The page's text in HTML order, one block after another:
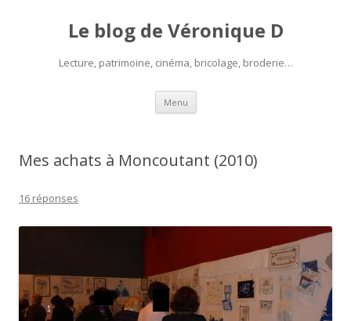
Le blog de Véronique D
Lecture, patrimoine, cinéma, bricolage, broderie…
Menu Aller
contenu
Mes achats à Moncoutant (2010)
16 réponses